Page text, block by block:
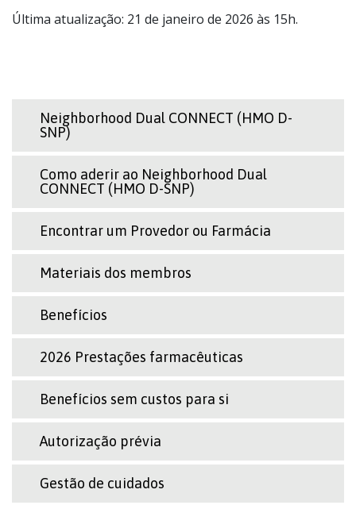
Última atualização: 21 de janeiro de 2026 às 15h.
Neighborhood Dual CONNECT (HMO D-
SNP)
Como aderir ao Neighborhood Dual
CONNECT (HMO D-SNP)
Encontrar um Provedor ou Farmácia
Materiais dos membros
Benefícios
2026 Prestações farmacêuticas
Benefícios sem custos para si
Autorização prévia
Gestão de cuidados